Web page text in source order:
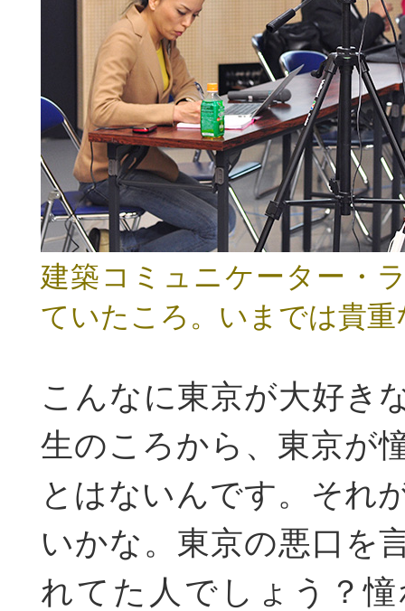
建築コミュニケーター・
ていたころ。いまでは貴
こんなに東京が大好き
生のころから、東京が
とはないんです。それ
いかな。東京の悪口を
れてた人でしょう？